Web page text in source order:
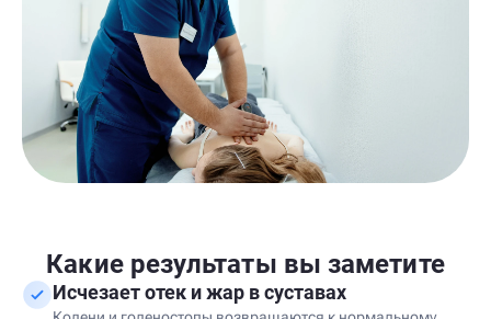
Какие результаты вы заметите
Исчезает отек и жар в суставах